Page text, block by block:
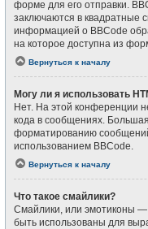
форме для его отправки.
заключаются в квадратные
информацией о BBCode
на которое доступна из
Вернуться к началу
Могу ли я использовать
Нет. На этой конференции
кода в сообщениях.
форматированию
использованием BBCode.
Вернуться к началу
Что такое смайлики?
Смайлики, или эмотиконы —
быть использованы для